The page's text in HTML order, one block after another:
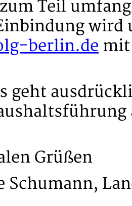
Teil
wird
berlin.de mit
geht
Grüßen
Schumann,